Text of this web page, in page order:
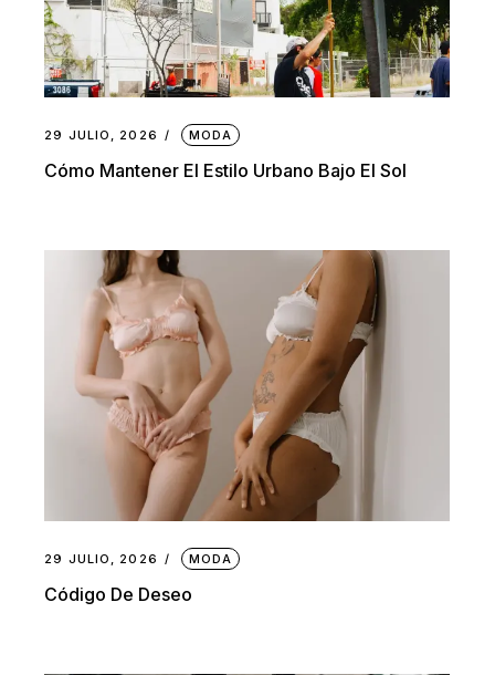
29 JULIO, 2026 MODA
Cómo Mantener El Estilo Urbano Bajo El Sol
29 JULIO, 2026 MODA
Código De Deseo